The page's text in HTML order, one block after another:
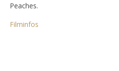
Peaches.
Filminfos